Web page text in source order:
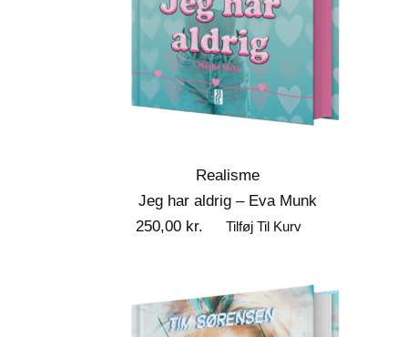
Realisme
Jeg har aldrig – Eva Munk
250,00 kr. Tilføj Til Kurv